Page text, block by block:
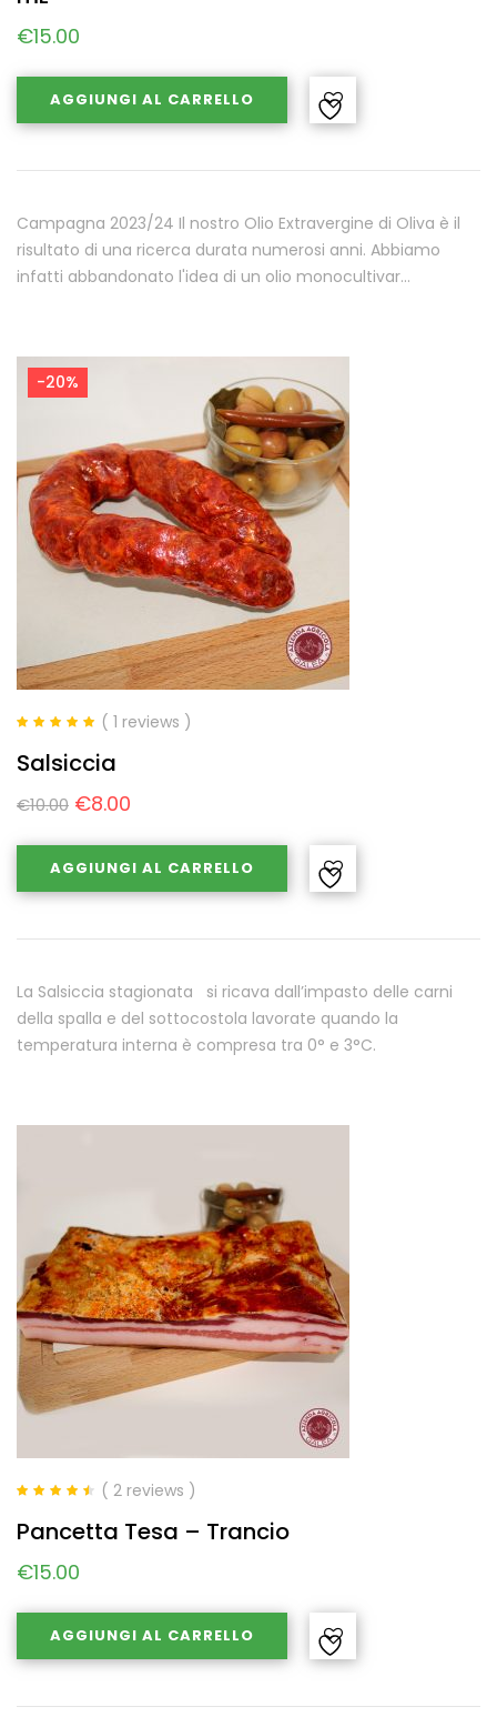
€15.00
AGGIUNGI AL CARRELLO
Campagna 2023/24 Il nostro Olio Extravergine di Oliva è il
risultato di una ricerca durata numerosi anni. Abbiamo
infatti abbandonato l'idea di un olio monocultivar…
-20%
su 5
( 1 reviews )
Salsiccia
€10.00 €8.00
AGGIUNGI AL CARRELLO
La Salsiccia stagionata si ricava dall’impasto delle carni
della spalla e del sottocostola lavorate quando la
temperatura interna è compresa tra 0° e 3°C.
su 5
( 2 reviews )
Pancetta Tesa – Trancio
€15.00
AGGIUNGI AL CARRELLO